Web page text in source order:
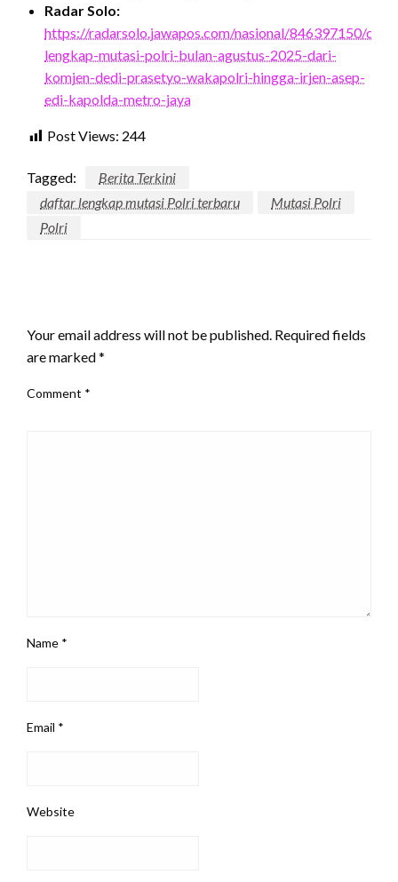
Radar Solo:
https://radarsolo.jawapos.com/nasional/846397150/
lengkap-mutasi-polri-bulan-agustus-2025-dari-
komjen-dedi-prasetyo-wakapolri-hingga-irjen-asep-
edi-kapolda-metro-jaya
Post Views: 244
Tagged:
Berita Terkini
daftar lengkap mutasi Polri terbaru
Mutasi Polri
Polri
Your email address will not be published. Required fields
are marked*
Comment *
Name *
Email *
Website